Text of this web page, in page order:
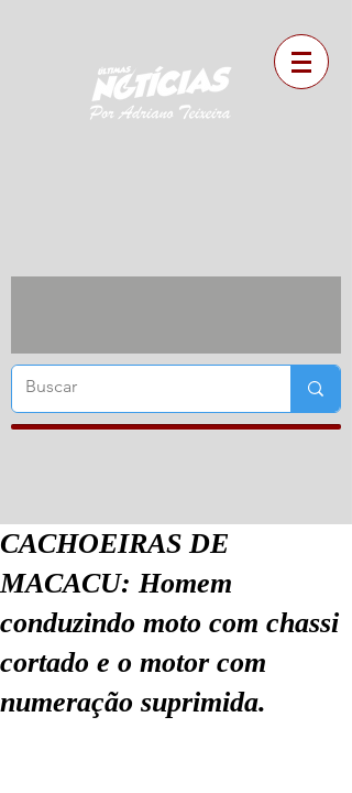
CACHOEIRAS DE
MACACU: Homem
conduzindo moto com chassi
cortado e o motor com
numeração suprimida.